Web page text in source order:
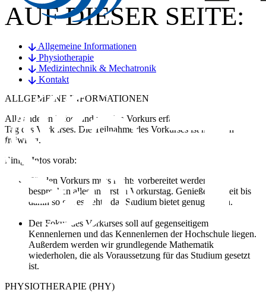
AUF DIESER SEITE:
Allgemeine Informationen
Physiotherapie
Medizintechnik & Mechatronik
Kontakt
ALLGEMEINE INFORMATIONEN
Alle anderen Infos rund um den Vorkurs erfährst du auch am ersten
Tag des Vorkurses. Die Teilnahme des Vorkurses ist natürlich
freiwillig.
Einige Infos vorab:
Für den Vorkurs muss nichts vorbereitet werden.
besprechen alles am ersten Vorkurstag. Genieße die Zeit bis
dahin so gut es geht - das Studium bietet genug zu tun.
Der Fokus des Vorkurses soll auf gegenseitigem
Kennenlernen und das Kennenlernen der Hochschule liegen.
Außerdem werden wir grundlegende Mathematik
wiederholen, die als Voraussetzung für das Studium gesetzt
ist.
PHYSIOTHERAPIE (PHY)